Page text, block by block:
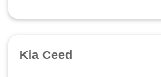
Kia Ceed